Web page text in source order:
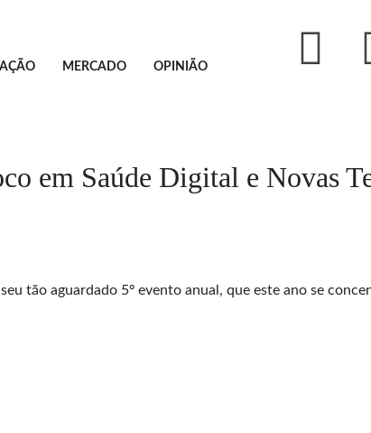
MERCADO OPINIÃO
em Saúde Digital e Novas
tão aguardado 5º evento anual, que este ano se